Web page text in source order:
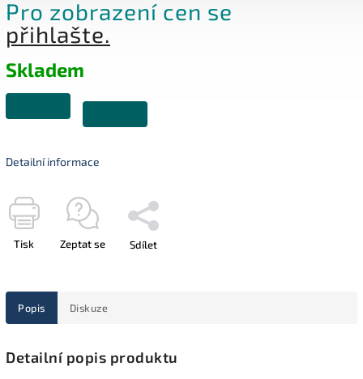
Pro zobrazení cen se
přihlašte.
Skladem
Detailní informace
Tisk Zeptat se Sdílet
Popis Diskuze
Detailní popis produktu